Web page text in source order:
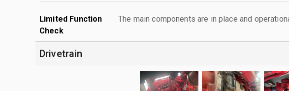
Limited Function
Check
The main components are in place and
Drivetrain